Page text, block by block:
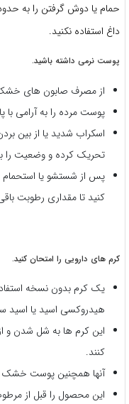
داغ استفاده نکنید.
پوست نرمی داشته باشید.
از مصرف صابون های
پوست مرده را به آرامی با
اسکراب شدید یا از بین
تحریک کرده و وضعیت را
پس از شستشو یا استحمام ،
کنید تا مقداری رطوبت
کرم های دارویی را امتحان کنید.
یک کرم بدون نسخه
هیدروکسی اسید یا اسید
این کرم ها به شل شدن و
کنند.
آنها همچنین پوست خشک
این محصول را قبل از